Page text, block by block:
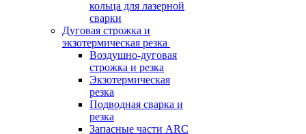
кольца для лазерной
сварки
Дуговая строжка и
экзотермическая резка
Воздушно-дуговая
строжка и резка
Экзотермическая
резка
Подводная сварка и
резка
Запасные части ARC